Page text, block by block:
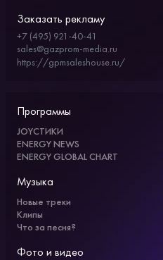
Заказать рекламу
+7 (495) 921-40-41
sales@gazprom-media.ru
https://gpmsaleshouse.ru/
Программы
JOYСТИКИ
ENERGY NEWS
ENERGY GLOBAL CHART
Музыка
Новые треки
Клипы
Что за песня?
Фото и видео